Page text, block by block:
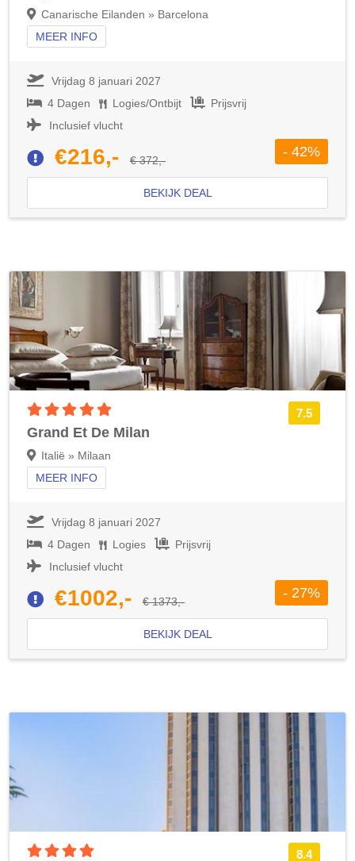
Canarische Eilanden » Barcelona
MEER INFO
Vrijdag 8 januari 2027
4 Dagen
Logies/Ontbijt
Prijsvrij
Inclusief vlucht
€216,- € 372,-
- 42%
BEKIJK DEAL
7.5
Grand Et De Milan
Italië » Milaan
MEER INFO
Vrijdag 8 januari 2027
4 Dagen
Logies
Prijsvrij
Inclusief vlucht
€1002,- € 1373,-
- 27%
BEKIJK DEAL
8.4